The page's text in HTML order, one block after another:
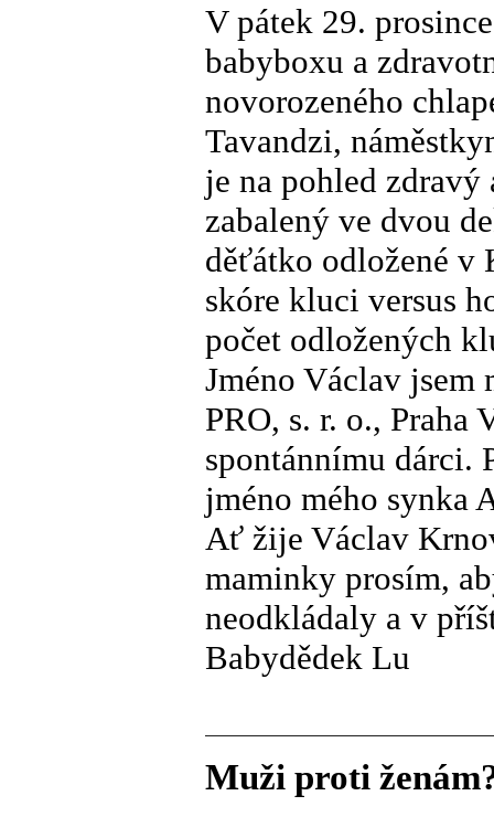
V pátek 29.
babyboxu a
novorozeného
Tavandzi,
je na pohled
zabalený ve dvou
děťátko odložené v
skóre kluci versus
počet odložených
Jméno Václav
PRO, s. r. o., Praha
spontánnímu dárci.
jméno mého synka
Ať žije Václav
maminky prosím,
neodkládaly a v
Babydědek Lu
Muži proti